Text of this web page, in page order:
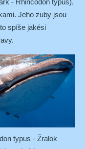
Jeho zuby jsou
spíše jakési
typus - Žralok